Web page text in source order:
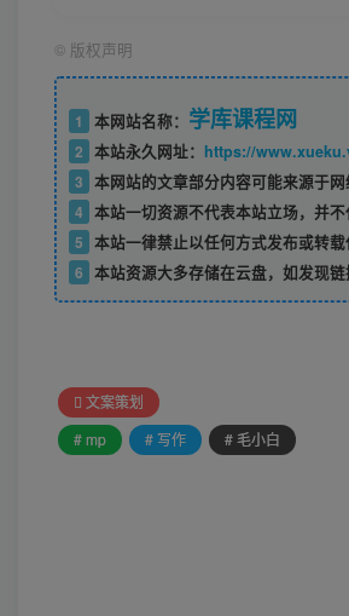
© 版权声明
1 本网站名称： 学库课程网
2 本站永久网址： https://
3 本网站的文章部分内容可能来源于
4 本站一切资源不代表本站立场，并
5 本站一律禁止以任何方式发布或转
6 本站资源大多存储在云盘，如发现
文案策划
# mp
# 写作 # 毛小白